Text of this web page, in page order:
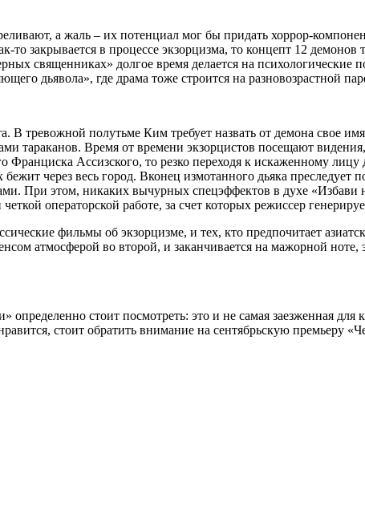
а жаль – их потенциал мог бы придать хоррор-
закрывается в процессе экзорцизма, то концепт 12
священниках» долгое время делается на психологические
дьявола», где драма тоже строится на разновозрастной
В тревожной полутьме Ким требует назвать от демона свое
Время от времени экзорцистов посещают
Ассизского, то резко переходя к искаженному
через весь город. Вконец измотанного дьяка преследует
При этом, никаких вычурных спецэффектов в духе «Избави
операторской работе, за счет которых режиссер
фильмы об экзорцизме, и тех, кто предпочитает
атмосферой во второй, и заканчивается на мажорной ноте,
стоит посмотреть: это и не самая заезженная для
стоит обратить внимание на сентябрьскую премьеру